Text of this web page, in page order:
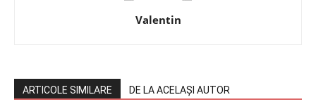
Valentin
ARTICOLE SIMILARE DE LA ACELAȘI AUTOR